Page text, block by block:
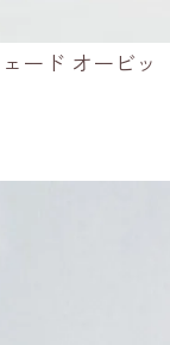
ード オービッ